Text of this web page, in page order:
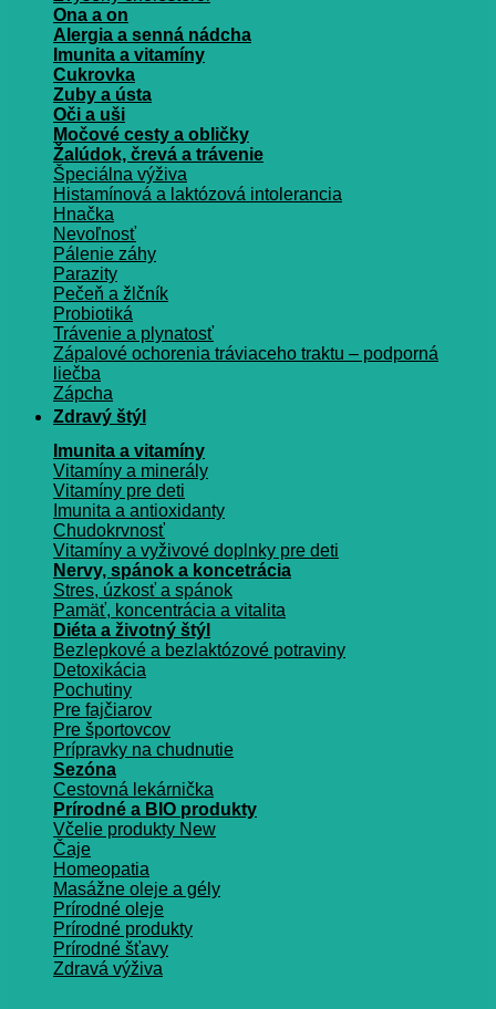
Ona a on
Alergia a senná nádcha
Imunita a vitamíny
Cukrovka
Zuby a ústa
Oči a uši
Močové cesty a obličky
Žalúdok, črevá a trávenie
Špeciálna výživa
Histamínová a laktózová intolerancia
Hnačka
Nevoľnosť
Pálenie záhy
Parazity
Pečeň a žlčník
Probiotiká
Trávenie a plynatosť
Zápalové ochorenia tráviaceho traktu – podporná
liečba
Zápcha
Zdravý štýl
Imunita a vitamíny
Vitamíny a minerály
Vitamíny pre deti
Imunita a antioxidanty
Chudokrvnosť
Vitamíny a vyživové doplnky pre deti
Nervy, spánok a koncetrácia
Stres, úzkosť a spánok
Pamäť, koncentrácia a vitalita
Diéta a životný štýl
Bezlepkové a bezlaktózové potraviny
Detoxikácia
Pochutiny
Pre fajčiarov
Pre športovcov
Prípravky na chudnutie
Sezóna
Cestovná lekárnička
Prírodné a BIO produkty
Včelie produkty
Čaje
Homeopatia
Masážne oleje a gély
Prírodné oleje
Prírodné produkty
Prírodné šťavy
Zdravá výživa